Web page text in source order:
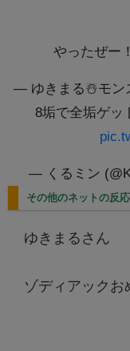
やったぜー！
— ゆきまる☃️モン
8垢で全垢ゲッ
— くるミン
その他のネットの反
ゆきまるさん
ゾディアックお